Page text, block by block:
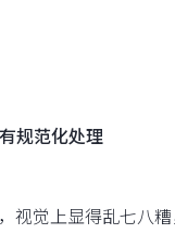
规范化处理
视觉上显得乱七八